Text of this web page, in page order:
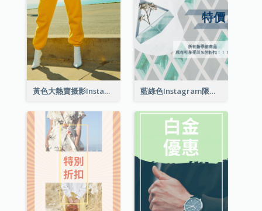
黃色大熱賣摄影Instagram限時動態 藍綠色Instagram限時動態